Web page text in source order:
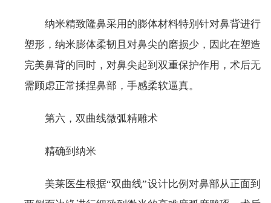
纳米精致隆鼻采用的膨体材料特别针对鼻背进行
塑形，纳米膨体柔韧且对鼻尖的磨损少，因此在塑造
完美鼻背的同时，对鼻尖起到双重保护作用，术后无
需顾虑正常揉捏鼻部，手感柔软逼真。
第六，双曲线微弧精雕术
精确到纳米
美莱医生根据“双曲线”设计比例对鼻部从正面到